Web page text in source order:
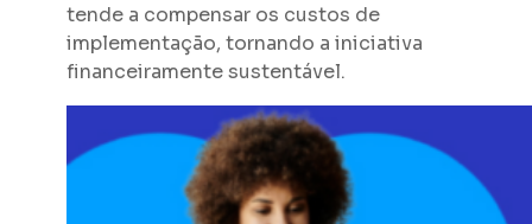
tende a compensar os custos de
implementação, tornando a iniciativa
financeiramente sustentável.